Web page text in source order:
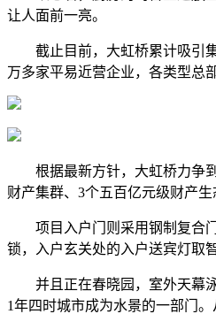
让人面前一亮。
截止目前，大虹桥累计吸引集
万多家平易近营企业，各类型总
根据最新方针，大虹桥力争到
财产集群、3个五百亿元级财产生
项目入户门则采用钢制复合门
锁，入户玄关处的入户送宾灯取
并且正在春晓园，室外天幕泳
1年四时城市成为水景的一部门